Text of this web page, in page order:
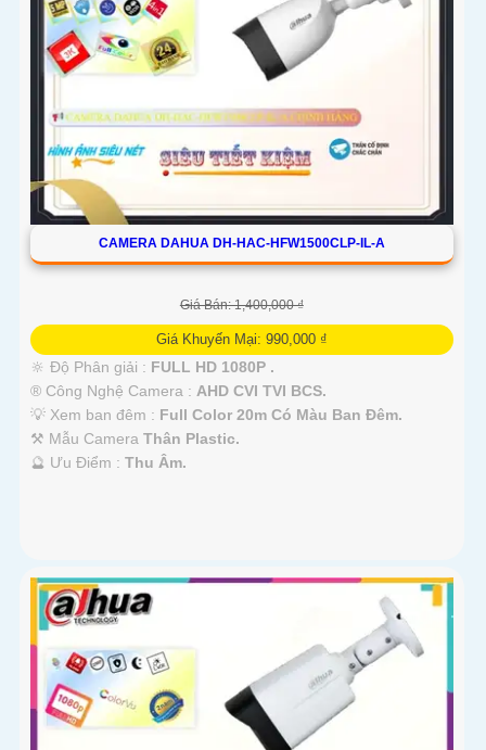
CAMERA DAHUA DH-HAC-HFW1500CLP-IL-A
Giá Bán: 1,400,000 ₫
Giá Khuyến Mại: 990,000 ₫
🔆 Độ Phân giải : FULL HD 1080P .
®️ Công Nghệ Camera : AHD CVI TVI BCS.
💡 Xem ban đêm : Full Color 20m Có Màu Ban Đêm.
⚒ Mẫu Camera Thân Plastic.
️🔮 Ưu Điểm : Thu Âm.